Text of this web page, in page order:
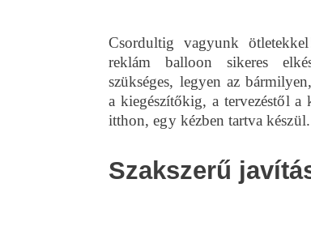
Csordultig vagyunk
reklám balloon sikeres
szükséges, legyen az
a kiegészítőkig, a tervezéstől a
itthon, egy kézben tartva készül.
Szakszerű